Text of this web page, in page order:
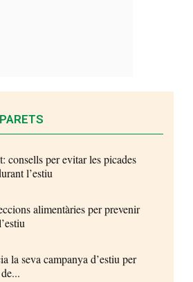
consells per evitar les picades
l’estiu
alimentàries per prevenir
la seva campanya d’estiu per